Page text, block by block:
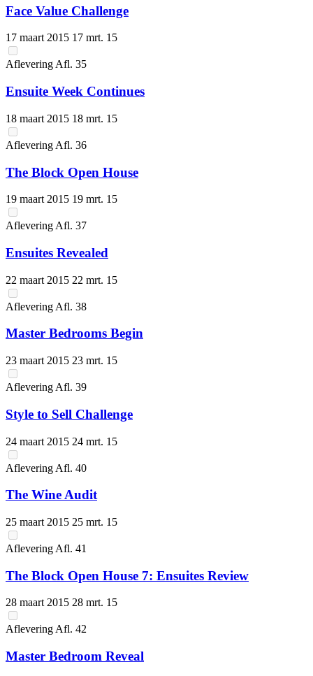
Face Value Challenge
17 maart 2015 17 mrt. 15
Aflevering Afl. 35
Ensuite Week Continues
18 maart 2015 18 mrt. 15
Aflevering Afl. 36
The Block Open House
19 maart 2015 19 mrt. 15
Aflevering Afl. 37
Ensuites Revealed
22 maart 2015 22 mrt. 15
Aflevering Afl. 38
Master Bedrooms Begin
23 maart 2015 23 mrt. 15
Aflevering Afl. 39
Style to Sell Challenge
24 maart 2015 24 mrt. 15
Aflevering Afl. 40
The Wine Audit
25 maart 2015 25 mrt. 15
Aflevering Afl. 41
The Block Open House 7: Ensuites Review
28 maart 2015 28 mrt. 15
AfleveringAfl. 42
Master Bedroom Reveal